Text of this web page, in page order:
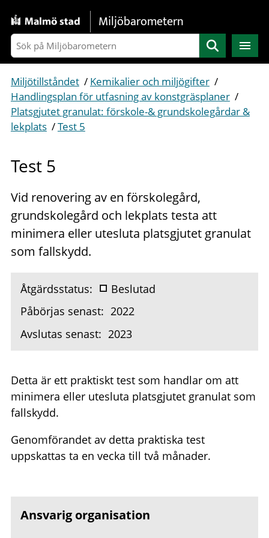
Gå direkt till sidans innehåll
Miljöbarometern
Sök
Miljötillståndet / Kemikalier och miljögifter /
Handlingsplan för utfasning av konstgräsplaner /
Platsgjutet granulat: förskole-& grundskolegårdar &
lekplats /Test 5
Test 5
Vid renovering av en förskolegård,
grundskolegård och lekplats testa att
minimera eller utesluta platsgjutet granulat
som fallskydd.
Åtgärdsstatus:
Beslutad
Påbörjas senast: 2022
Avslutas senast: 2023
Detta är ett praktiskt test som handlar om att
minimera eller utesluta platsgjutet granulat som
fallskydd.
Genomförandet av detta praktiska test
uppskattas ta en vecka till två månader.
Ansvarig organisation